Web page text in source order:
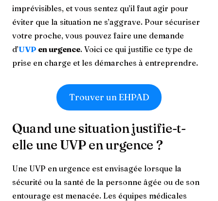
imprévisibles, et vous sentez qu’il faut agir pour
éviter que la situation ne s’aggrave. Pour sécuriser
votre proche, vous pouvez faire une demande
d’UVP en urgence. Voici ce qui justifie ce type de
prise en charge et les démarches à entreprendre.
Trouver un EHPAD
Quand une situation justifie-t-
elle une UVP en urgence ?
Une UVP en urgence est envisagée lorsque la
sécurité ou la santé de la personne âgée ou de son
entourage est menacée. Les équipes médicales